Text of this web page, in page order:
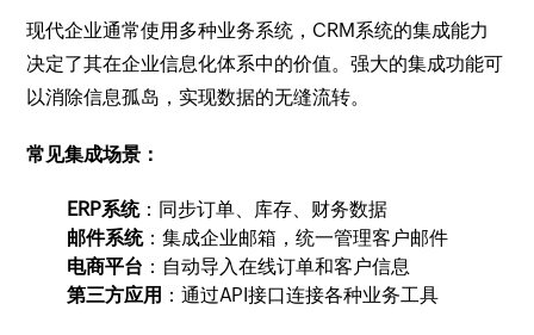
现代企业通常使用多种业务系统，CRM系统的集成能力
决定了其在企业信息化体系中的价值。强大的集成功能可
以消除信息孤岛，实现数据的无缝流转。
常见集成场景：
ERP系统：同步订单、库存、财务数据
邮件系统：集成企业邮箱，统一管理客户邮件
电商平台 ：自动导入在线订单和客户信息
第三方应用 ：通过API接口连接各种业务工具